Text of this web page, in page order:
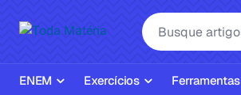
ENEM Exercícios Ferramentas